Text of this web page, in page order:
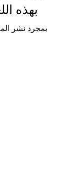
بهذه
بمجرد نشر